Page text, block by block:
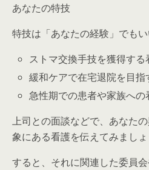
あなたの特技
特技は「あなたの経験」でも
ストマ交換手技を獲得する
緩和ケアで在宅退院を目指
急性期での患者や家族への
上司との面談などで、あなた
象にある看護を伝えてみましょ
すると、それに関連した委員